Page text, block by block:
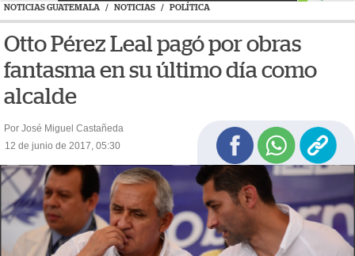
NOTICIAS GUATEMALA / NOTICIAS / POLÍTICA
Otto Pérez Leal pagó por obras
fantasma en su último día como
alcalde
Por José Miguel Castañeda
12 de junio de 2017, 05:30